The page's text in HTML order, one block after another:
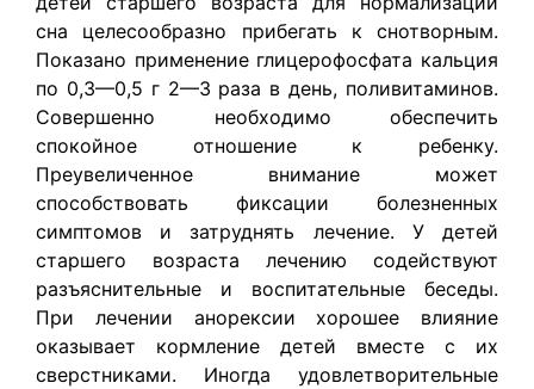
сна целесообразно прибегать к снотворным.
Показано применение глицерофосфата кальция
по 0,3—0,5 г 2—3 раза в день, поливитаминов.
Совершенно необходимо обеспечить
спокойное отношение к ребенку.
Преувеличенное внимание может
способствовать фиксации болезненных
симптомов и затруднять лечение. У детей
старшего возраста лечению содействуют
разъяснительные и воспитательные беседы.
При лечении анорексии хорошее влияние
оказывает кормление детей вместе с их
сверстниками. Иногда удовлетворительные